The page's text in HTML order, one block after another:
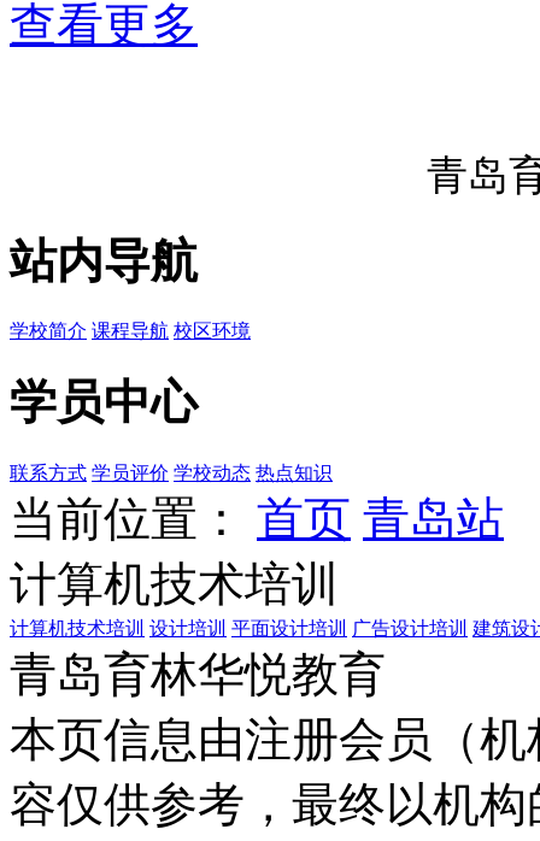
查看更多
青岛
站内导航
学校简介 课程导航 校区环境
学员中心
联系方式 学员评价 学校动态 热点知识
当前位置： 首页 青岛站
计算机技术培训
计算机技术培训 设计培训 平面设计培训 广告设计培训 建筑设
青岛育林华悦教育
本页信息由注册会员（
容仅供参考，最终以机